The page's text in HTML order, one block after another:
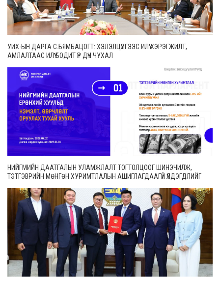
УИХ-ЫН ДАРГА С.БЯМБАЦОГТ: ХЭЛЭЛЦҮҮЛГЭЭС ИЛҮҮ ХЭРЭГЖИЛТ,
АМЛАЛТААС ИЛҮҮ БОДИТ ҮР ДҮН ЧУХАЛ
НИЙГМИЙН ДААТГАЛЫН УЛАМЖЛАЛТ ТОГТОЛЦООГ ШИНЭЧИЛЖ,
ТЭТГЭВРИЙН МӨНГӨН ХУРИМТЛАЛЫН АШИГЛАГДААГҮЙ ҮЛДЭГДЛИЙГ